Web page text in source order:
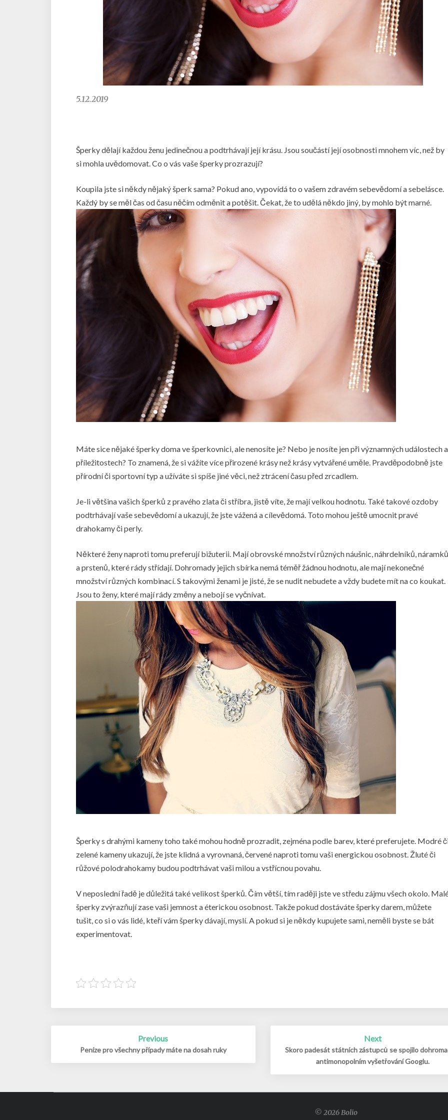
5.12.2019
Šperky dělají každou ženu jedinečnou a podtrhávají její krásu. Jsou součástí její osobnosti mnohem víc, než by
si mohla uvědomovat. Co o vás vaše šperky prozrazují?
Koupila jste si někdy nějaký šperk sama? Pokud ano, vypovídá to o vašem zdravém sebevědomí a sebelásce.
Každý by se měl čas od času něčím odměnit a potěšit. Čekat, že to udělá někdo jiný, by mohlo být marné.
Máte sice nějaké šperky doma ve šperkovnici, ale nenosíte je? Nebo je nosíte jen při významných událostech a
příležitostech? To znamená, že si vážíte více přirozené krásy než krásy vytvářené uměle. Pravděpodobně jste
přírodní či sportovní typ a užíváte si spíše jiné věci, než ztrácení času před zrcadlem.
Je-li většina vašich šperků z pravého zlata či stříbra, jistě víte, že mají velkou hodnotu. Také takové ozdoby
podtrhávají vaše sebevědomí a ukazují, že jste vážená a cílevědomá. Toto mohou ještě umocnit pravé
drahokamy či perly.
Některé ženy naproti tomu preferují bižuterii. Mají obrovské množství různých náušnic, náhrdelníků, náramků
a prstenů, které rády střídají. Dohromady jejich sbírka nemá téměř žádnou hodnotu, ale mají nekonečné
množství různých kombinací. S takovými ženami je jisté, že se nudit nebudete a vždy budete mít na co koukat.
Jsou to ženy, které mají rády změny a nebojí se vyčnívat.
Šperky s drahými kameny toho také mohou hodně prozradit, zejména podle barev, které preferujete. Modré
zelené kameny ukazují, že jste klidná a vyrovnaná, červené naproti tomu vaši energickou osobnost. Žluté či
růžové polodrahokamy budou podtrhávat vaši milou a vstřícnou povahu.
V neposlední řadě je důležitá také velikost šperků. Čím větší, tím raději jste ve středu zájmu všech okolo.
šperky zvýrazňují zase vaši jemnost a éterickou osobnost. Takže pokud dostáváte šperky darem, můžete
tušit, co si o vás lidé, kteří vám šperky dávají, myslí. A pokud si je někdy kupujete sami, neměli byste se bát
experimentovat.
navigation
Previous
Peníze pro všechny případy máte na dosah ruky
Next
Skoro padesát státních zástupců se spojilo
antimonopolním vyšetřování Googlu.
© 2026 Bolio